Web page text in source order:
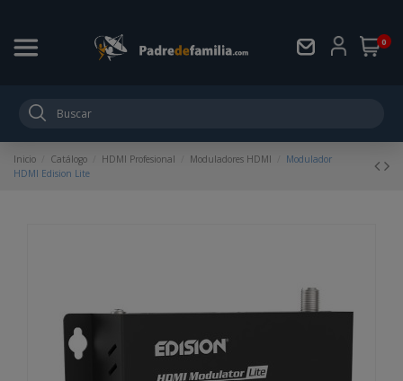
0
Inicio Catálogo HDMI Profesional Moduladores HDMI
Modulador
HDMI Edision Lite